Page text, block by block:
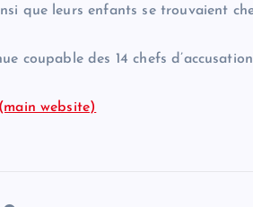
que leurs enfants se trouvaient
coupable des 14 chefs
website)